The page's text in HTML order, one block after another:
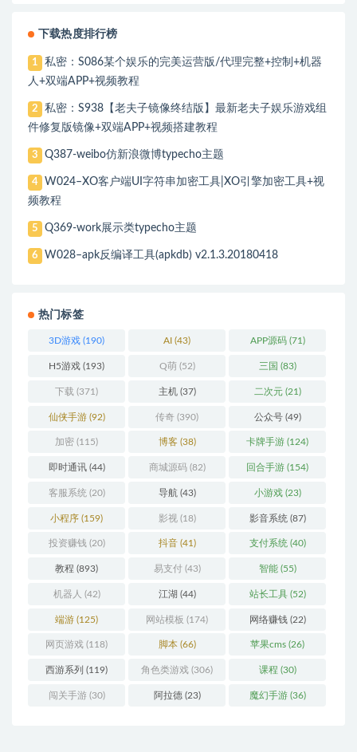
下载热度排行榜
1
私密：S086某个娱乐的完美运营版/代理完整+控制+机器
人+双端APP+视频教程
2
私密：S938【老夫子镜像终结版】最新老夫子娱乐游戏组
件修复版镜像+双端APP+视频搭建教程
3 Q387-weibo仿新浪微博typecho主题
4
W024–XO客户端UI字符串加密工具|XO引擎加密工具+视
频教程
5 Q369-work展示类typecho主题
6 W028–apk反编译工具(apkdb) v2.1.3.20180418
热门标签
3D游戏 (190) AI (43) APP源码(71)
H5游戏 (193) Q萌(52) 三国 (83)
下载 (371) 主机(37) 二次元(21)
仙侠手游(92) 传奇 (390) 公众号(49)
加密 (115) 博客(38) 卡牌手游 (124)
即时通讯(44) 商城源码(82) 回合手游 (154)
客服系统 (20) 导航(43) 小游戏(23)
小程序 (159) 影视(18) 影音系统 (87)
投资赚钱 (20) 抖音(41) 支付系统 (40)
教程 (893) 易支付(43) 智能(55)
机器人 (42) 江湖 (44) 站长工具(52)
端游 (125) 网站模板 (174) 网络赚钱(22)
网页游戏 (118) 脚本(66) 苹果cms (26)
西游系列 (119) 角色类游戏 (306) 课程 (30)
闯关手游(30) 阿拉德(23) 魔幻手游(36)